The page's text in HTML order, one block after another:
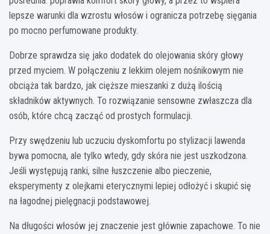
lepsze warunki dla wzrostu włosów i ogranicza potrzebę sięgania
po mocno perfumowane produkty.
Dobrze sprawdza się jako dodatek do olejowania skóry głowy
przed myciem. W połączeniu z lekkim olejem nośnikowym nie
obciąża tak bardzo, jak cięższe mieszanki z dużą ilością
składników aktywnych. To rozwiązanie sensowne zwłaszcza dla
osób, które chcą zacząć od prostych formulacji.
Przy swędzeniu lub uczuciu dyskomfortu po stylizacji lawenda
bywa pomocna, ale tylko wtedy, gdy skóra nie jest uszkodzona.
Jeśli występują ranki, silne łuszczenie albo pieczenie,
eksperymenty z olejkami eterycznymi lepiej odłożyć i skupić się
na łagodnej pielęgnacji podstawowej.
Na długości włosów jej znaczenie jest głównie zapachowe. To nie